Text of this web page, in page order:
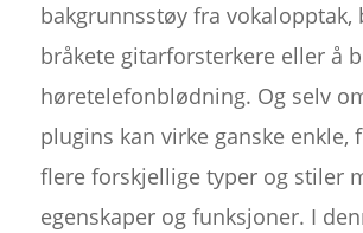
bakgrunnsstøy fra vokalopptak,
bråkete gitarforsterkere eller å
høretelefonblødning. Og selv
plugins kan virke ganske enkle,
flere forskjellige typer og stiler
egenskaper og funksjoner. I